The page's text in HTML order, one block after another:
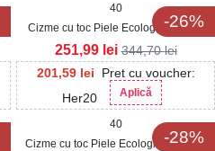
-26%
40
Cizme cu toc Piele Ecologica Negru
Simra
201,59 lei
Pret cu voucher:
Her20
Aplică
251,99 lei 344,70lei
-28%
40
Cizme cu toc Piele Ecologica Lacuita